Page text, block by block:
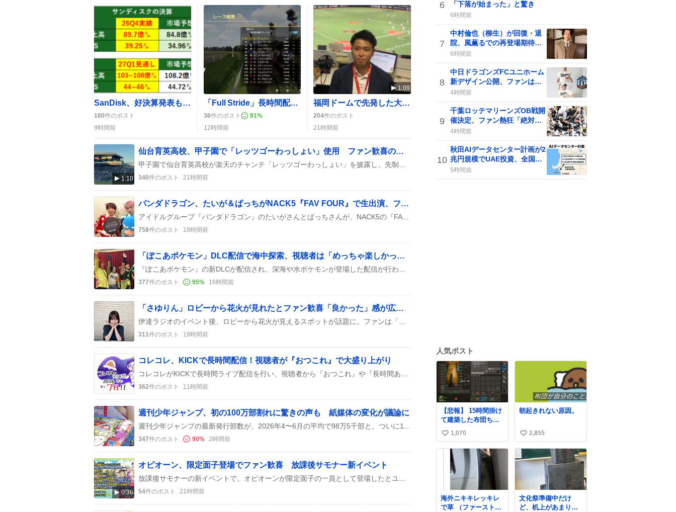
SanDisk、好決算発表もガイダンス未達で株価下落が話題に
180件のポスト
9時間前
「Full Stride」長時間配信でこよちゃんが騎手体験、視聴者は「おつこよ」に歓喜
36件のポスト 91%
12時間前
1:09
福岡ドームで先発した大津亮介、勝ち消えで2桁勝利が逃げファン嘆き
204件のポスト
21時間前
1:10
仙台育英高校、甲子園で「レッツゴーわっしょい」使用 ファン歓喜の声続出
甲子園で仙台育英高校が楽天のチャンテ「レッツゴーわっしょい」を披露し、先制点を取ったシーンがファンの間で話題になっている。
340件のポスト 21時間前
パンダドラゴン、たいが＆ぱっちがNACK5『FAV FOUR』で生出演、ファンは「楽しかった」熱狂
アイドルグループ『パンダドラゴン』のたいがさんとぱっちさんが、NACK5の『FAV FOUR』ラジオに生出演し、トークや楽曲紹介を披露した。リスナーからは「楽しかった」「あっという間だった」などの声が多数寄せられ、番組はradikoで配信された。参加型コーナーで笑いが絶えず、ファンは次回の出演を期待している様子だった。
758件のポスト 18時間前
「ぽこあポケモン」DLC配信で海中探索、視聴者は「めっちゃ楽しかった」感激
『ぽこあポケモン』の新DLCが配信され、深海や水ポケモンが登場した配信が行われた。視聴者は海中の美しい風景や新アイテムにワクワクしながら楽しんだ様子がコメントに表れた。
377件のポスト 95% 16時間前
「さゆりん」ロビーから花火が見れたとファン歓喜「良かった」感が広がる
伊達ラジオのイベント後、ロビーから花火が見えるスポットが話題に。ファンは「ロビーから花火が見れた」「良かった」「嬉しい」などと喜び、窓越しの光景を楽しんだ様子が投稿に映っている。
311件のポスト 19時間前
コレコレ、KICKで長時間配信！視聴者が『おつこれ』で大盛り上がり
コレコレがKICKで長時間ライブ配信を行い、視聴者から『おつこれ』や『長時間ありがとう』といったコメントが続出。配信中に寝落ちや休憩もあり、全体的に和やかな雰囲気で進行した様子が投稿に映っている。
362件のポスト 11時間前
週刊少年ジャンプ、初の100万部割れに驚きの声も 紙媒体の変化が議論に
週刊少年ジャンプの最新発行部数が、2026年4〜6月の平均で98万5千部と、ついに100万部割れを記録したんだって。紙の漫画雑誌で100万部超える媒体が国内からなくなったというニュースがSNSで広がっているみたい。
347件のポスト 90% 2時間前
0:36
オピオーン、限定面子登場でファン歓喜 放課後サモナー新イベント
放課後サモナーの新イベントで、オピオーンが限定面子の一員として登場したとユーザーが報告し、オニワカやロキ、トゥーアルシェンと共に話題になっている。SNSでは「マジでオピオーン来たんですか？」や「オニワカが来るとなれば、ゴンザ氏辺りがフィーバーしそうですわネ」などのコメントが相次ぎ、登場キャラの組み合わせや今後の展開について盛んに議論されている。
54件のポスト 21時間前
6
「下落が始まった」と驚き
6時間前
7
中村倫也（柳生）が回復・退
院、風薫るでの再登場期待が
高まる
6時間前
8
中日ドラゴンズFCユニホーム
新デザイン公開、ファンは
「かわいい」「レトロ」など
4時間前
9
千葉ロッテマリーンズOB戦開
催決定、ファン熱狂「絶対行
く」
4時間前
10
秋田AIデータセンター計画が2
兆円規模でUAE投資、全国で
話題沸騰
5時間前
人気ポスト
【悲報】 15時間掛け
て建築した布団ちゃ
んの拠点、ボマー集
団の突撃により一瞬
にして崩壊
い
い
1,070
朝起きれない原因。
い
い
ね
2,855
海外ニキキレッキレ
で草 （ファーストク
文化祭準備中だけ
ど、机上があまりに